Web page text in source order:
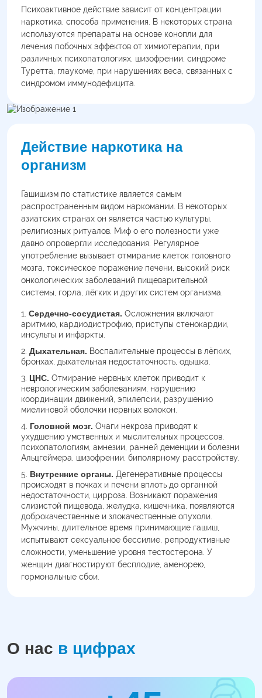
Психоактивное действие зависит от концентрации
наркотика, способа применения. В некоторых страна
используются препараты на основе конопли для
лечения побочных эффектов от химиотерапии, при
различных психопатологиях, шизофрении, синдроме
Туретта, глаукоме, при нарушениях веса, связанных с
синдромом иммунодефицита.
Действие наркотика на
организм
Гашишизм по статистике является самым
распространенным видом наркомании. В некоторых
азиатских странах он является частью культуры,
религиозных ритуалов. Миф о его полезности уже
давно опровергли исследования. Регулярное
употребление вызывает отмирание клеток головного
мозга, токсическое поражение печени, высокий риск
онкологических заболеваний пищеварительной
системы, горла, лёгких и других систем организма.
Сердечно-сосудистая. Осложнения включают
аритмию, кардиодистрофию, приступы стенокардии,
инсульты и инфаркты.
Дыхательная. Воспалительные процессы в лёгких,
бронхах, дыхательная недостаточность, одышка.
ЦНС. Отмирание нервных клеток приводит к
неврологическим заболеваниям, нарушению
координации движений, эпилепсии, разрушению
миелиновой оболочки нервных волокон.
Головной мозг. Очаги некроза приводят к
ухудшению умственных и мыслительных процессов,
психопатологиям, амнезии, ранней деменции и болезни
Альцгеймера, шизофрении, биполярному расстройству.
Внутренние органы. Дегенеративные процессы
происходят в почках и печени вплоть до органной
недостаточности, цирроза. Возникают поражения
слизистой пищевода, желудка, кишечника, появляются
доброкачественные и злокачественные опухоли.
Мужчины, длительное время принимающие гашиш,
испытывают сексуальное бессилие, репродуктивные
сложности, уменьшение уровня тестостерона. У
женщин диагностируют бесплодие, аменорею,
гормональные сбои.
О нас в цифрах